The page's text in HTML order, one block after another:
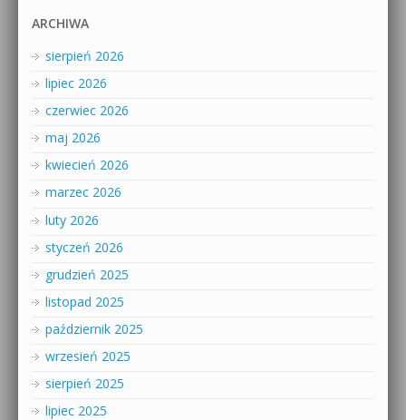
ARCHIWA
sierpień 2026
lipiec 2026
czerwiec 2026
maj 2026
kwiecień 2026
marzec 2026
luty 2026
styczeń 2026
grudzień 2025
listopad 2025
październik 2025
wrzesień 2025
sierpień 2025
lipiec 2025